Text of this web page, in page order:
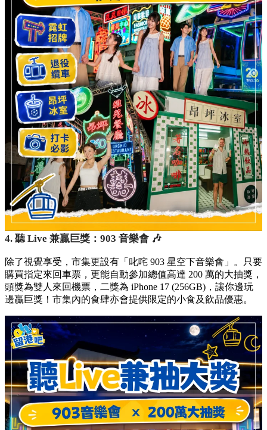
4. 聽 Live 兼贏巨獎：903 音樂會 🎶
除了視覺享受，市集更設有「叱咤 903 星空下音樂會」。只要
購買指定來回車票，更能自動參加總值高達 200 萬的大抽獎，
頭獎為雙人來回機票，二獎為 iPhone 17 (256GB)，讓你邊玩
邊贏巨獎！市集內的食肆亦會提供限定的小食及飲品優惠。